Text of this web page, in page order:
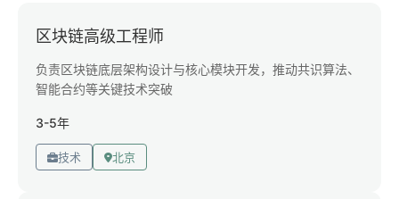
区块链高级工程师
负责区块链底层架构设计与核心模块开发，推动共识算法、
智能合约等关键技术突破
3-5年
技术 北京